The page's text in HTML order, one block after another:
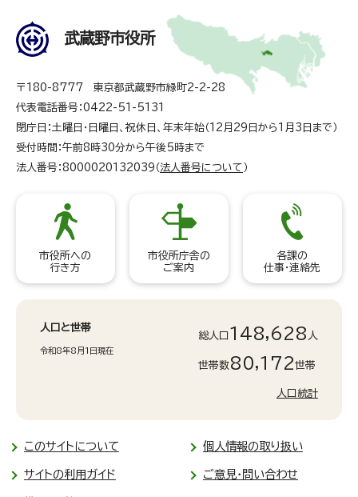
武蔵野市役所
〒180-8777 東京都武蔵野市緑町2-2-28
代表電話番号：0422-51-5131
閉庁日：土曜日・日曜日、祝休日、年末年始（12月29日から1月3日まで）
受付時間：午前8時30分から午後5時まで
法人番号：8000020132039（ 法人番号について ）
市役所への
行き方
市役所庁舎の
ご案内
各課の
仕事・連絡先
人口と世帯
令和8年8月1日現在
総人口 148,628 人
世帯数80,172世帯
人口統計
このサイトについて 個人情報の取り扱い
サイトの利用ガイド ご意見・問い合わせ